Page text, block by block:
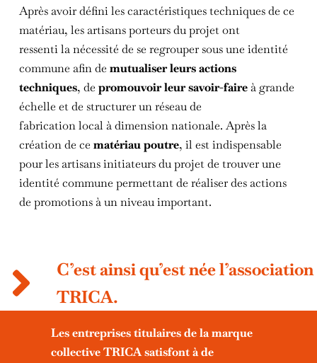
Après avoir défini les caractéristiques techniques de ce
matériau, les artisans porteurs du projet ont
ressenti la nécessité de se regrouper sous une identité
commune afin demutualiser leurs actions
techniques, depromouvoir leur savoir-faireà grande
échelle et de structurer un réseau de
fabrication local à dimension nationale. Après la
création de cematériau poutre, il est indispensable
pour les artisans initiateurs du projet de trouver une
identité commune permettant de réaliser des actions
de promotions à un niveau important.
C’est ainsi qu’est née l’association
TRICA.
Les entreprises titulaires de la marque
collective TRICA satisfont à de